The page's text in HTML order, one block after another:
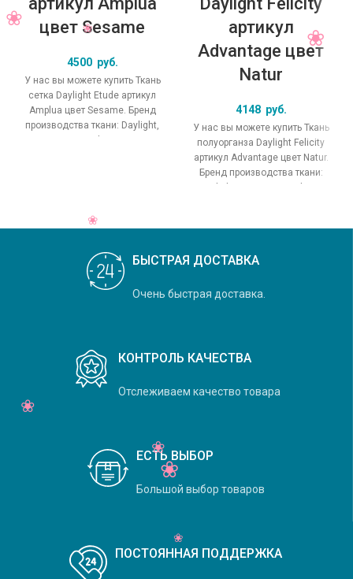
цвет Sesame
4500 руб.
У нас вы можете купить Ткань
сетка Daylight Etude артикул
Amplua цвет Sesame. Бренд
производства ткани: Daylight,
коллекция Etude, основной
артикул
Advantage цвет
Natur
4148 руб.
У нас вы можете купить Ткань
полуорганза Daylight Felicity
артикул Advantage цвет Natur.
Бренд производства ткани:
Daylight, коллекция Felicity,
БЫСТРАЯ ДОСТАВКА
Очень быстрая доставка.
КОНТРОЛЬ КАЧЕСТВА
Отслеживаем качество товара
ЕСТЬ ВЫБОР
Большой выбор товаров
ПОСТОЯННАЯ ПОДДЕРЖКА